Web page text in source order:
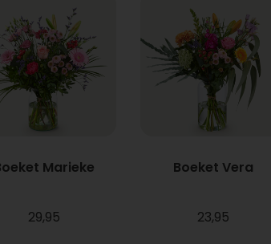
Marieke
29,95
Boeket Vera
23,95